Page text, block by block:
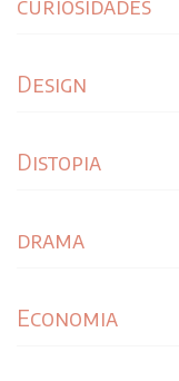
curiosidades
Design
Distopia
drama
Economia